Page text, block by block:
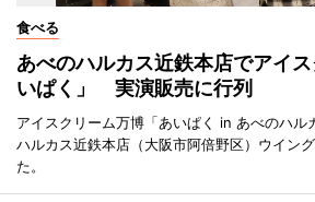
食べる
あべのハルカス近鉄本店でアイ
いぱく」 実演販売に行列
アイスクリーム万博「あいぱく in あべのハル
ハルカス近鉄本店（大阪市阿倍野区）ウイン
た。